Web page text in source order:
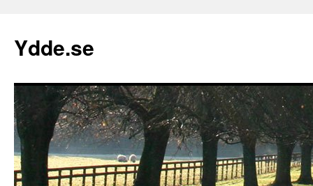
innehåll
Ydde.se